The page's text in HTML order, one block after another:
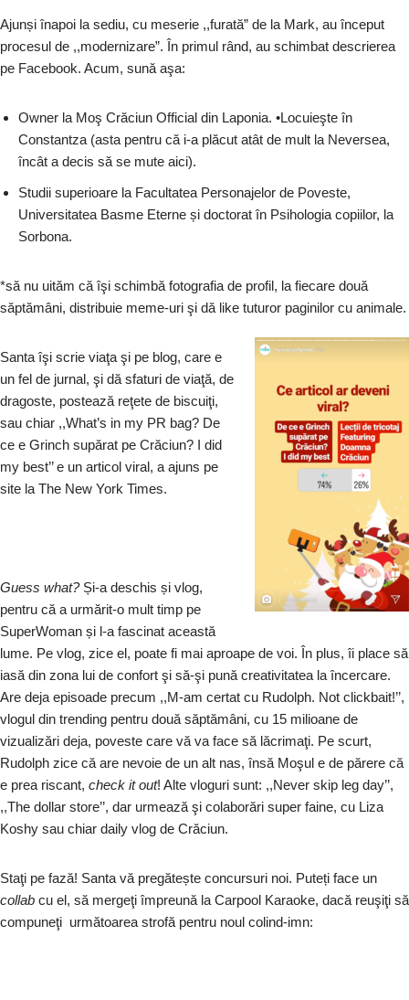
Ajunși înapoi la sediu, cu meserie ,,furată” de la Mark, au început
procesul de ,,modernizare”. În primul rând, au schimbat descrierea
pe Facebook. Acum, sună aşa:
Owner la Moş Crăciun Official din Laponia. •Locuieşte în
Constantza (asta pentru că i-a plăcut atât de mult la Neversea,
încât a decis să se mute aici).
Studii superioare la Facultatea Personajelor de Poveste,
Universitatea Basme Eterne și doctorat în Psihologia copiilor, la
Sorbona.
*să nu uităm că îşi schimbă fotografia de profil, la fiecare două
săptămâni, distribuie meme-uri şi dă like tuturor paginilor cu animale.
Santa îşi scrie viaţa şi pe blog, care e
un fel de jurnal, şi dă sfaturi de viaţă, de
dragoste, postează reţete de biscuiţi,
sau chiar ,,What’s in my PR bag? De
ce e Grinch supărat pe Crăciun? I did
my best’’ e un articol viral, a ajuns pe
site la The New York Times.
Guess what?Și-a deschis și vlog,
pentru că a urmărit-o mult timp pe
SuperWoman și l-a fascinat această
lume. Pe vlog, zice el, poate fi mai aproape de voi. În plus, îi place să
iasă din zona lui de confort şi să-şi pună creativitatea la încercare.
Are deja episoade precum ,,M-am certat cu Rudolph. Not clickbait!’’,
vlogul din trending pentru două săptămâni, cu 15 milioane de
vizualizări deja, poveste care vă va face să lăcrimaţi. Pe scurt,
Rudolph zice că are nevoie de un alt nas, însă Moşul e de părere că
e prea riscant, check it out! Alte vloguri sunt: ,,Never skip leg day’’,
,,The dollar store’’, dar urmează şi colaborări super faine, cu Liza
Koshy sau chiar daily vlog de Crăciun.
Staţi pe fază! Santa vă pregătește concursuri noi. Puteți face un
collab cu el, să mergeţi împreună la Carpool Karaoke, dacă reuşiţi să
compuneţi următoarea strofă pentru noul colind-imn: